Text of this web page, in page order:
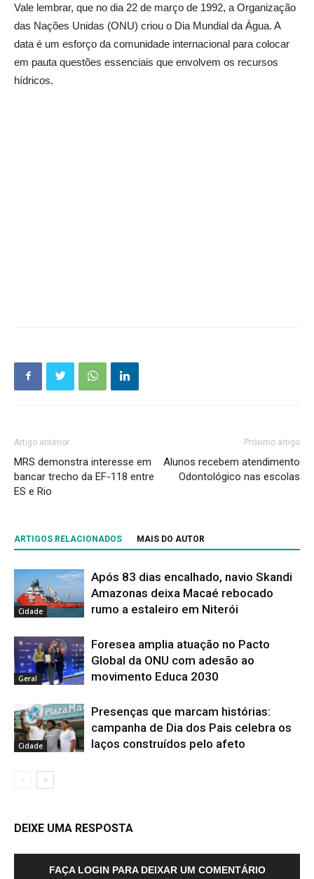
Vale lembrar, que no dia 22 de março de 1992, a Organização
das Nações Unidas (ONU) criou o Dia Mundial da Água. A
data é um esforço da comunidade internacional para colocar
em pauta questões essenciais que envolvem os recursos
hídricos.
Artigo anterior
MRS demonstra interesse em
bancar trecho da EF-118 entre
ES e Rio
Próximo artigo
Alunos recebem atendimento
Odontológico nas escolas
ARTIGOS RELACIONADOS MAIS DO AUTOR
Cidade
Após 83 dias encalhado, navio Skandi
Amazonas deixa Macaé rebocado
rumo a estaleiro em Niterói
Geral
Foresea amplia atuação no Pacto
Global da ONU com adesão ao
movimento Educa 2030
Cidade
Presenças que marcam histórias:
campanha de Dia dos Pais celebra os
laços construídos pelo afeto
DEIXE UMA RESPOSTA
FAÇA LOGIN PARA DEIXAR UM COMENTÁRIO